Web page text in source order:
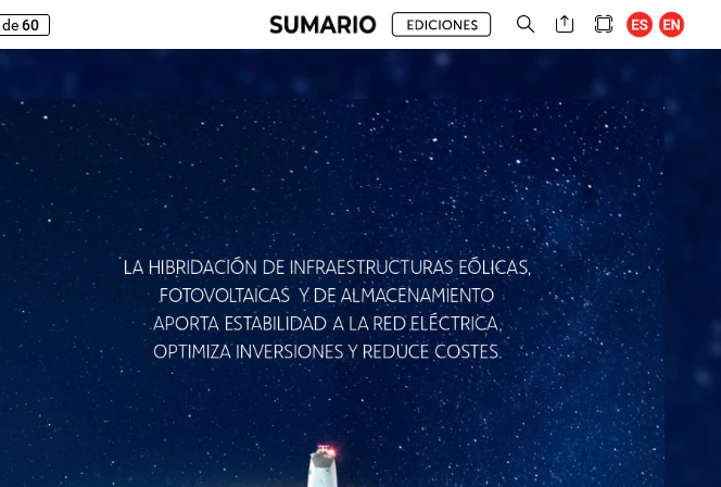
de 60
LA HIBRIDACIÓN DE INFRAESTRUCTURAS EÓLICAS,
FOTOVOLTAICAS Y DE ALMACENAMIENTO
APORTA ESTABILIDAD A LA REDELÉCTRICA,
OPTIMIZA INVERSIONESY REDUCE COSTES.